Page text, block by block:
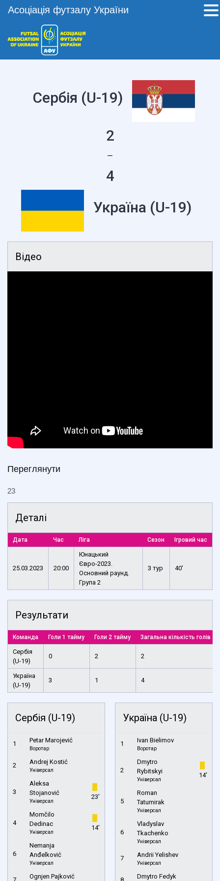
Cербія (U-19)
2
—
4
Україна (U-19)
Відео
Переглянути
23
Деталі
Дата Час Ліга Сезон Ігровий час
25.03.2023 20:00
Юнацький
Євро-2023.
Основний раунд.
Група 2
3 тур 40'
Результати
Команда Голи 1 тайму Голи 2 тайму Загальна кількість голів
Cербія
(U-19)
0 2 2
Україна
(U-19)
3 1 4
Cербія (U-19)
1 Petar Marojević
Воротар
2 Andrej Kostić
Універсал
3
Aleksa
Stojanović
Універсал
23'
4
Momčilo
Dedinac
Універсал
14'
6
Nemanja
Anđelković
Універсал
Ognjen Pajković
Україна (U-19)
1 Ivan Bielimov
Воротар
2
Dmytro
Rybitskyi
Універсал
14'
5
Roman
Tatumirak
Універсал
6
Vladyslav
Tkachenko
Універсал
7 Andrii Yelishev
Універсал
Dmytro Fedyk
Асоціація футзалу України